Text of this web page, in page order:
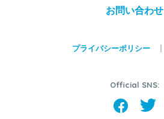
お問い合わせ
プライバシーポリシー
Official SNS: